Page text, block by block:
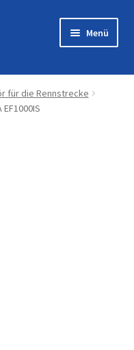
Menü
für die Rennstrecke